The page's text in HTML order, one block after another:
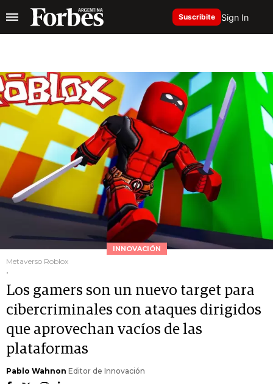
Suscribite Sign In
INNOVACIÓN
Metaverso Roblox
.
Los gamers son un nuevo target para
cibercriminales con ataques dirigidos
que aprovechan vacíos de las
plataformas
Pablo Wahnon Editor de Innovación